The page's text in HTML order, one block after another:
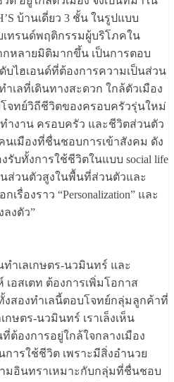
บ้านเดี่ยว 3 ชั้น ในรูปแบบ
เทรนด์พฤติกรรมผู้บริโภคใน
หลายมิติมากขึ้น เป็นการตอบ
ไฮเอนด์ที่ต้องการความเป็นส่วน
เลที่เดินทางสะดวก ใกล้ตัวเมือง
จทย์วิถีชีวิตของครอบครัวรุ่นใหม่
ำงาน ครอบครัว และชีวิตส่วนตัว
เมืองที่ชื่นชอบการเข้าสังคม ดัง
บทั้งการใช้ชีวิตในแบบ social life
ส่วนตัวสูงในพื้นที่ส่วนตัวและ
องราว “Personalization” และ
งตัว”
ำเลเกษตร-นวมินทร์ และ
อสเตท ต้องการเพิ่มโอกาส
งสองทำเลนี้ตอบโจทย์กลุ่มลูกค้าที่
ษตร-นวมินทร์ เราเล็งเห็น
องการอยู่ใกล้ใจกลางเมือง
ารใช้ชีวิต เพราะมีสิ่งอำนวย
มอินทราเหมาะกับกลุ่มที่ชื่นชอบ